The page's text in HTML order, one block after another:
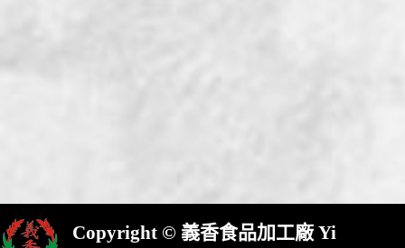
Copyright © 義香食品加工廠 Yi